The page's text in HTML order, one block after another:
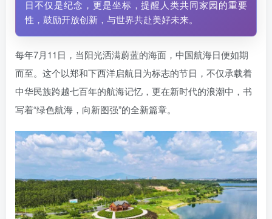
日不仅是纪念，更是坐标，提醒人类共同家园的重要
性，鼓励开放创新，与世界共赴美好未来。
每年7月11日，当阳光洒满蔚蓝的海面，中国航海日便如期
而至。这个以郑和下西洋启航日为标志的节日，不仅承载着
中华民族跨越七百年的航海记忆，更在新时代的浪潮中，书
写着“绿色航海，向新图强”的全新篇章。